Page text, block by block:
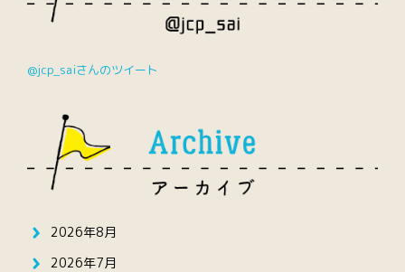
@jcp_saiさんのツイート
2026年8月
2026年7月